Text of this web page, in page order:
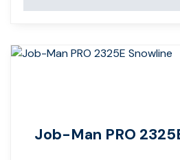
Job-Man PRO